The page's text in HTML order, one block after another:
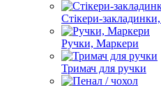
Стікери-
Ручки, Маркери
Тримач для ручки